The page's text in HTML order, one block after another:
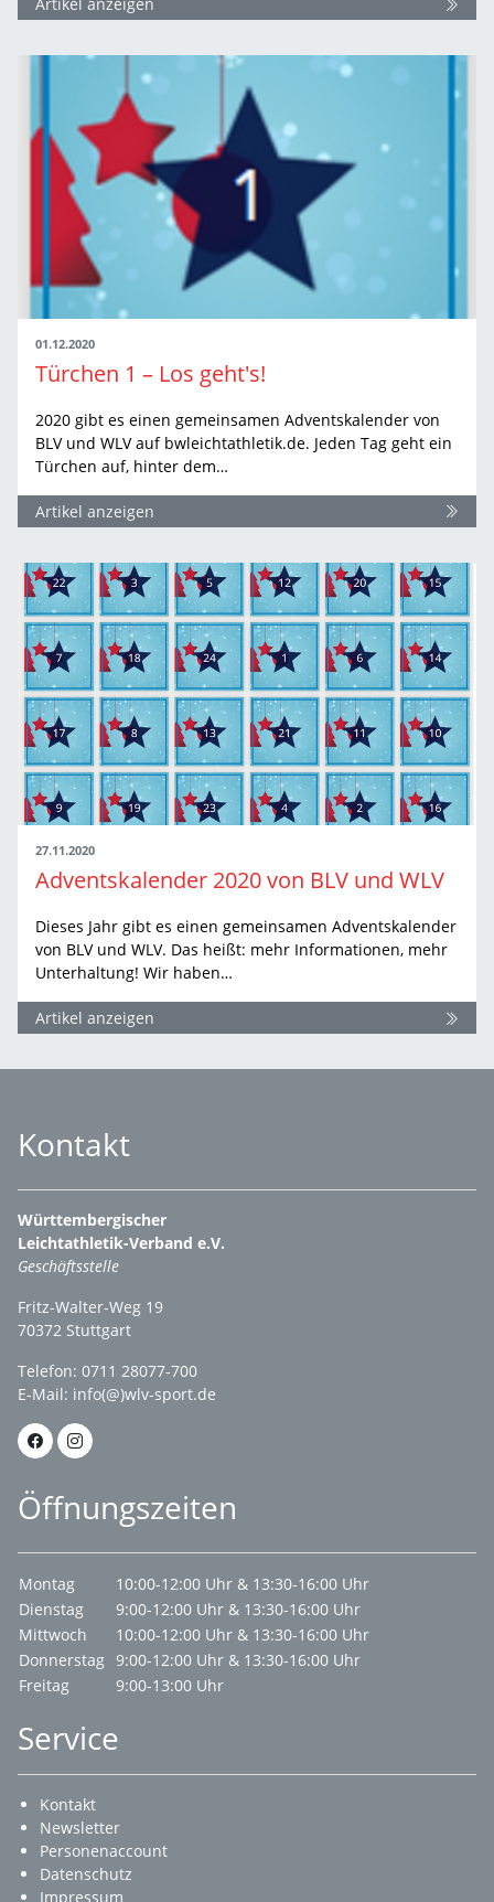
01.12.2020
Türchen 1 – Los geht's!
2020 gibt es einen gemeinsamen Adventskalender von
BLV und WLV auf bwleichtathletik.de. Jeden Tag geht ein
Türchen auf, hinter dem…
Artikel anzeigen
27.11.2020
Adventskalender 2020 von BLV und WLV
Dieses Jahr gibt es einen gemeinsamen Adventskalender
von BLV und WLV. Das heißt: mehr Informationen, mehr
Unterhaltung! Wir haben…
Artikel anzeigen
Kontakt
Württembergischer
Leichtathletik-Verband e.V.
Geschäftsstelle
Fritz-Walter-Weg 19
70372 Stuttgart
Telefon: 0711 28077-700
E-Mail: info(@)wlv-sport.de
Öffnungszeiten
Montag
10:00-12:00 Uhr & 13:30-16:00 Uhr
Dienstag
9:00-12:00 Uhr & 13:30-16:00 Uhr
Mittwoch
10:00-12:00 Uhr & 13:30-16:00 Uhr
Donnerstag 9:00-12:00 Uhr & 13:30-16:00 Uhr
Freitag
9:00-13:00 Uhr
Service
Kontakt
Newsletter
Personenaccount
Datenschutz
Impressum